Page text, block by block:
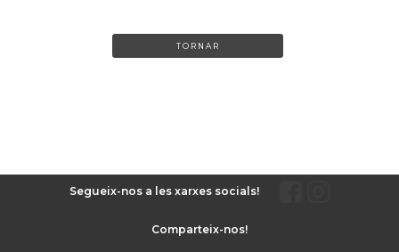
TORNAR
Segueix-nos a les xarxes socials!